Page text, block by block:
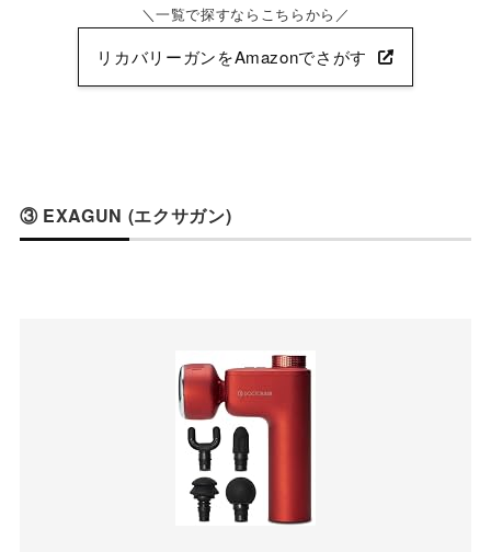
一覧で探すならこちらから
リカバリーガンをAmazonでさがす
③ EXAGUN (エクサガン)